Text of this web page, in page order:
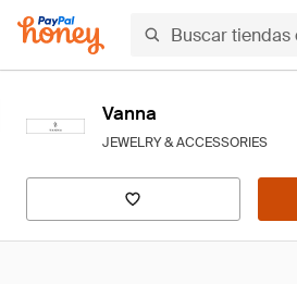
Vanna
JEWELRY & ACCESSORIES